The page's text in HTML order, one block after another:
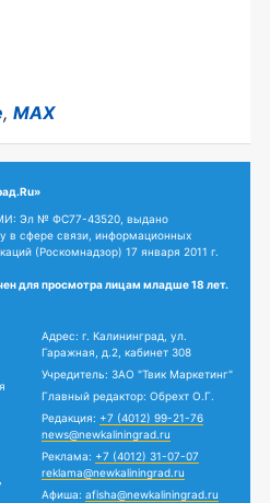
, MAX
Эл № ФС77-43520, выдано
в сфере связи, информационных
(Роскомнадзор) 17 января 2011 г.
для просмотра лицам младше 18 лет.
Адрес: г. Калининград, ул.
Гаражная, д.2, кабинет 308
Учредитель: ЗАО "Твик Маркетинг"
Главный редактор: Обрехт О.Г.
Редакция: +7 (4012) 99-21-76
news@newkaliningrad.ru
Реклама: +7 (4012) 31-07-07
reklama@newkaliningrad.ru
Афиша: afisha@newkaliningrad.ru